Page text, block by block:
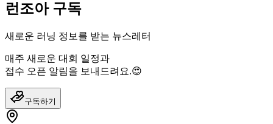
런조아 구독
새로운 러닝 정보를 받는 뉴스레터
매주 새로운 대회 일정과
접수 오픈 알림을 보내드려요.😍
구독하기